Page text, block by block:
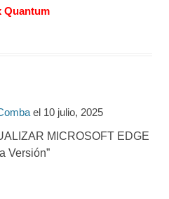
Quantum
el 10 julio, 2025
MICROSOFT EDGE
Versión”